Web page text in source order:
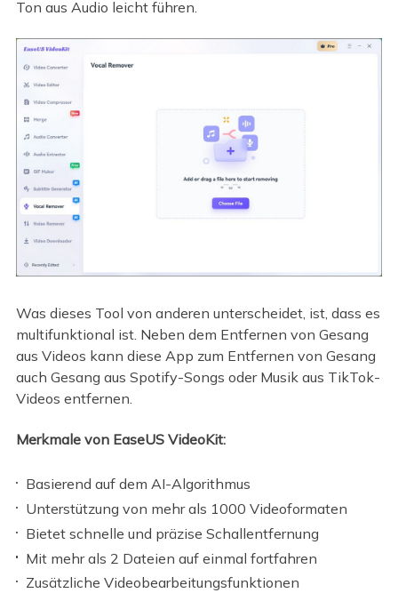
Ton aus Audio leicht führen.
Was dieses Tool von anderen unterscheidet, ist, dass es
multifunktional ist. Neben dem Entfernen von Gesang
aus Videos kann diese App zum Entfernen von Gesang
auch Gesang aus Spotify-Songs oder Musik aus TikTok-
Videos entfernen.
Merkmale von EaseUS VideoKit:
Basierend auf dem AI-Algorithmus
Unterstützung von mehr als 1000 Videoformaten
Bietet schnelle und präzise Schallentfernung
Mit mehr als 2 Dateien auf einmal fortfahren
Zusätzliche Videobearbeitungsfunktionen